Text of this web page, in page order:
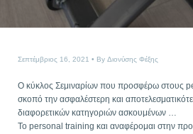
Σεπτέμβριος 16, 2021 By Διονύσης Φέξης
Ο κύκλος Σεμιναρίων που προσφέρω στους
σκοπό την ασφαλέστερη και
διαφορετικών κατηγοριών ασκουμένων …
Το personal training και αναφέρομαι στην